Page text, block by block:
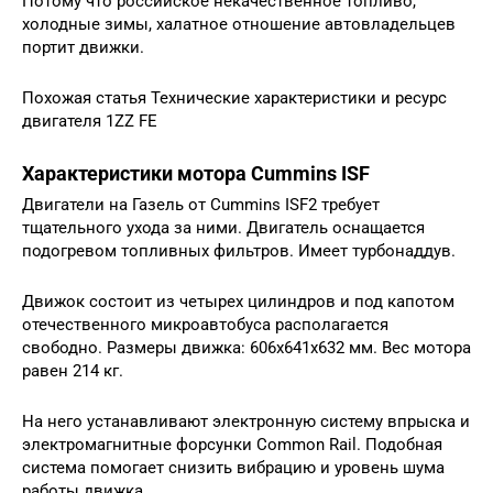
холодные зимы, халатное отношение автовладельцев
портит движки.
Похожая статья Технические характеристики и ресурс
двигателя 1ZZ FE
Характеристики мотора Cummins ISF
Двигатели на Газель от Cummins ISF2 требует
тщательного ухода за ними. Двигатель оснащается
подогревом топливных фильтров. Имеет турбонаддув.
Движок состоит из четырех цилиндров и под капотом
отечественного микроавтобуса располагается
свободно. Размеры движка: 606х641х632 мм. Вес мотора
равен 214 кг.
На него устанавливают электронную систему впрыска и
электромагнитные форсунки Common Rail. Подобная
система помогает снизить вибрацию и уровень шума